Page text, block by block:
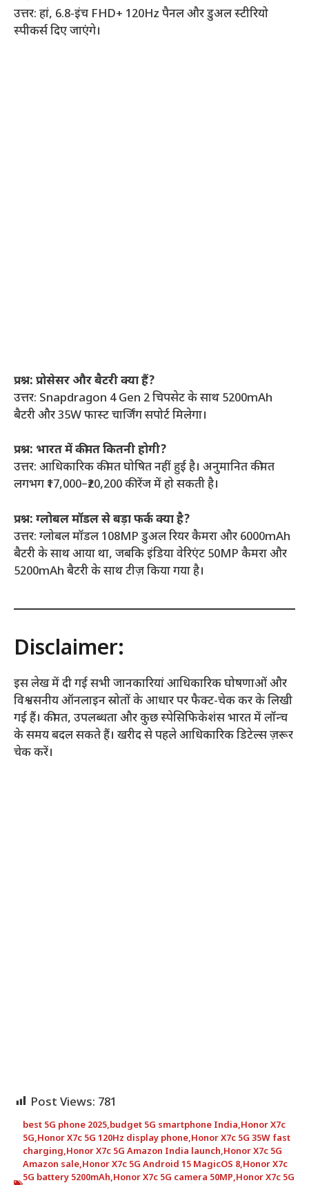
उत्तर: हां, 6.8-इंच FHD+ 120Hz पैनल और डुअल स्टीरियो
स्पीकर्स दिए जाएंगे।
प्रश्न: प्रोसेसर और बैटरी क्या हैं?
उत्तर: Snapdragon 4 Gen 2 चिपसेट के साथ 5200mAh
बैटरी और 35W फास्ट चार्जिंग सपोर्ट मिलेगा।
प्रश्न: भारत में कीमत कितनी होगी?
उत्तर: आधिकारिक कीमत घोषित नहीं हुई है। अनुमानित कीमत
लगभग ₹17,000–₹20,200 की रेंज में हो सकती है।
प्रश्न: ग्लोबल मॉडल से बड़ा फर्क क्या है?
उत्तर: ग्लोबल मॉडल 108MP डुअल रियर कैमरा और 6000mAh
बैटरी के साथ आया था, जबकि इंडिया वेरिएंट 50MP कैमरा और
5200mAh बैटरी के साथ टीज़ किया गया है।
Disclaimer:
इस लेख में दी गई सभी जानकारियां आधिकारिक घोषणाओं और
विश्वसनीय ऑनलाइन स्रोतों के आधार पर फैक्ट-चेक कर के लिखी
गई हैं। कीमत, उपलब्धता और कुछ स्पेसिफिकेशंस भारत में लॉन्च
के समय बदल सकते हैं। खरीद से पहले आधिकारिक डिटेल्स ज़रूर
चेक करें।
Post Views: 781
best 5G phone 2025,budget 5G smartphone India,Honor X7c
5G,Honor X7c 5G 120Hz display phone,Honor X7c 5G 35W fast
charging,Honor X7c 5G Amazon India launch,Honor X7c 5G
Amazon sale,Honor X7c 5G Android 15 MagicOS 8,Honor X7c
5G battery 5200mAh,Honor X7c 5G camera 50MP,Honor X7c 5G